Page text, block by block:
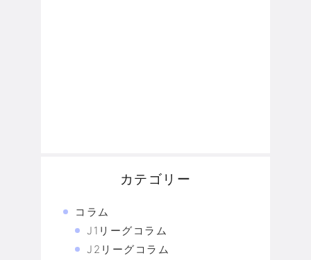
カテゴリー
コラム
J1リーグコラム
J2リーグコラム